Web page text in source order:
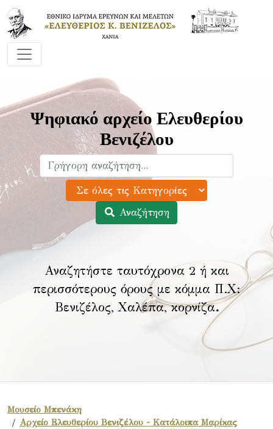
Ψηφιακό αρχείο Ελευθερίου
Βενιζέλου
Αναζήτηση
Αναζητήστε ταυτόχρονα 2 ή και
περισσότερους όρους με κόμμα Π.Χ:
Βενιζέλος, Χαλέπα, κορνίζα.
Μουσείο Μπενάκη
Αρχείο Ελευθερίου Βενιζέλου - Κατάλοιπα Μαρίκας